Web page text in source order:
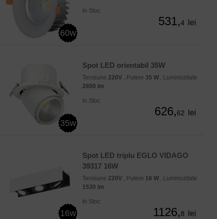
60w
In Stoc
531,4 lei
35w
Spot LED orientabil 35W
Tensiune 220V , Putere 35 W , Luminozitate
2800 lm
In Stoc
626,62 lei
16w
Spot LED triplu EGLO VIDAGO
39317 16W
Tensiune 220V , Putere 16 W , Luminozitate
1530 lm
In Stoc
1126,8 lei